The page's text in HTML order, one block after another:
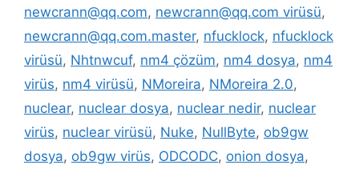
newcrann@qq.com, newcrann@qq.com virüsü,
newcrann@qq.com.master, nfucklock, nfucklock
virüsü, Nhtnwcuf, nm4 çözüm, nm4 dosya, nm4
virüs, nm4 virüsü, NMoreira, NMoreira 2.0,
nuclear, nuclear dosya, nuclear nedir, nuclear
virüs, nuclear virüsü, Nuke, NullByte, ob9gw
dosya, ob9gw virüs, ODCODC, onion dosya,